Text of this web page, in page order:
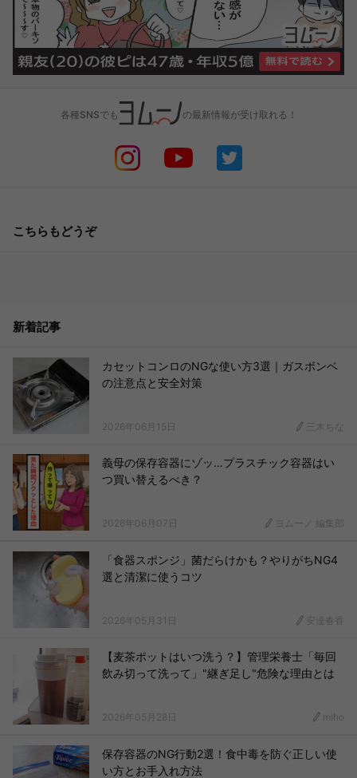
各種SNSでも の最新情報が受け取れる！
こちらもどうぞ
新着記事
カセットコンロのNGな使い方3選｜ガスボンベ
の注意点と安全対策
2026年06月15日 三木ちな
義母の保存容器にゾッ…プラスチック容器はい
つ買い替えるべき？
2026年06月07日 ヨムーノ 編集部
「食器スポンジ」菌だらけかも？やりがちNG4
選と清潔に使うコツ
2026年05月31日 安達春香
【麦茶ポットはいつ洗う？】管理栄養士「毎回
飲み切って洗って」"継ぎ足し"危険な理由とは
2026年05月28日 miho
保存容器のNG行動2選！食中毒を防ぐ正しい使
い方とお手入れ方法